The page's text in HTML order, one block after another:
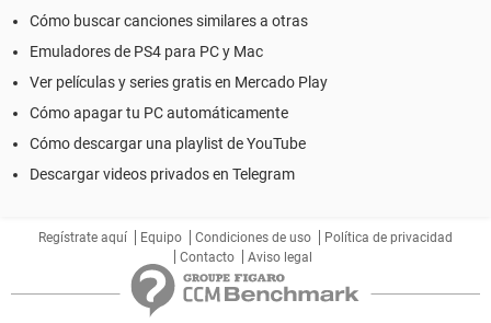
Cómo buscar canciones similares a otras
Emuladores de PS4 para PC y Mac
Ver películas y series gratis en Mercado Play
Cómo apagar tu PC automáticamente
Cómo descargar una playlist de YouTube
Descargar videos privados en Telegram
Regístrate aquí Equipo Condiciones de uso
Política de privacidad
Contacto
Aviso legal